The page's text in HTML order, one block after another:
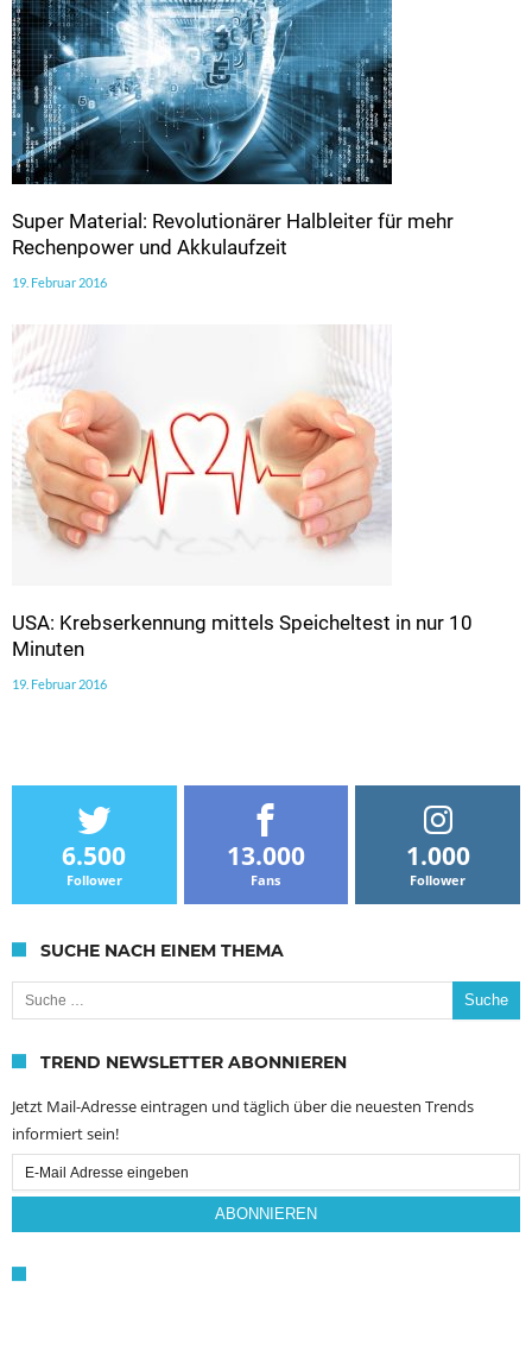
Super Material: Revolutionärer Halbleiter für mehr
Rechenpower und Akkulaufzeit
19. Februar 2016
USA: Krebserkennung mittels Speicheltest in nur 10
Minuten
19. Februar 2016
6.500
Follower
13.000
Fans
1.000
Follower
SUCHE NACH EINEM THEMA
Suche nach:
TREND NEWSLETTER ABONNIEREN
Jetzt Mail-Adresse eintragen und täglich über die neuesten Trends
informiert sein!
Email
Subscription
ABONNIEREN